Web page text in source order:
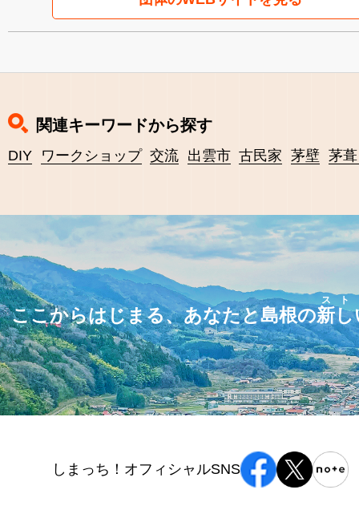
関連キーワードから探す
DIY ワークショップ 交流 出雲市 古民家 茅壁 茅
ここからはじまる、あなたと島根の新し
スト
しまっち！オフィシャルSNS